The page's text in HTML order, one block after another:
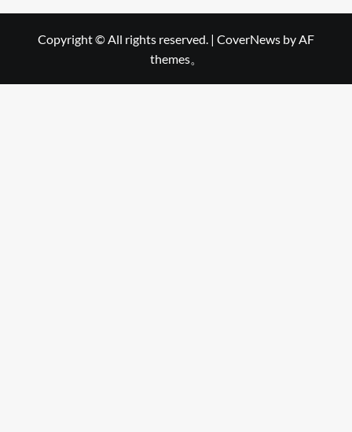
Copyright © All rights reserved. | CoverNews by AF
themes。